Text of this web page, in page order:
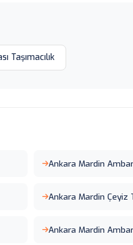
Taşımacılık
Ankara Mardin
Ankara Mardin Çeyiz
Ankara Mardin